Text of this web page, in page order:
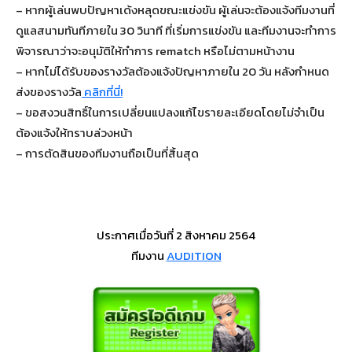
– หากผู้เล่นพบปัญหาเด้งหลุดขณะแข่งขัน ผู้เล่นจะต้องแจ้งทีมงานที่
ดูแลสนามทันทีภายใน 30 วินาที ที่เริ่มการแข่งขัน และทีมงานจะทำการ
พิจารณาว่าจะอนุมัติให้ทำการ rematch หรือไม่ตามหน้างาน
– หากไม่ได้รับของรางวัลต้องแจ้งปัญหาภายใน 20 วัน หลังกำหนด
ส่งของรางวัล คลิกที่นี่!
– ขอสงวนสิทธิ์ในการเปลี่ยนแปลงแก้ไขรายละเอียดโดยไม่จำเป็น
ต้องแจ้งให้ทราบล่วงหน้า
– การตัดสินของทีมงานถือเป็นที่สิ้นสุด
ประกาศเมื่อวันที่ 2 สิงหาคม 2564
ทีมงานAUDITION